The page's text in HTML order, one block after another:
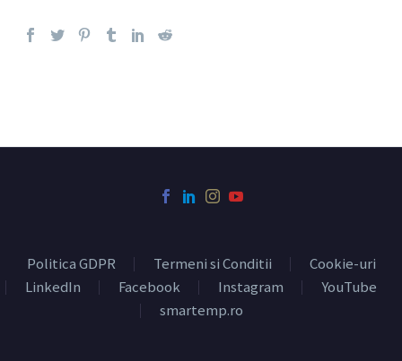
Politica GDPR Termeni si Conditii
Cookie-uri
LinkedIn
Facebook Instagram
YouTube
smartemp.ro